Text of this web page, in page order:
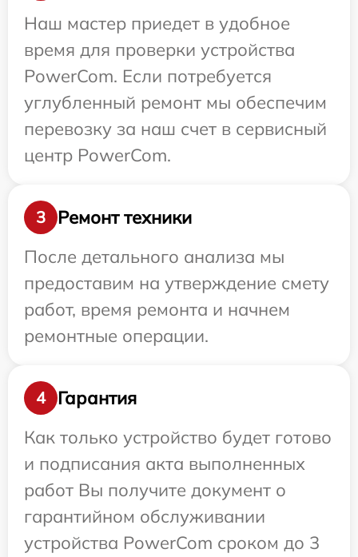
Наш мастер приедет в удобное
время для проверки устройства
PowerCom. Если потребуется
углубленный ремонт мы обеспечим
перевозку за наш счет в сервисный
центр PowerCom.
3
Ремонт техники
После детального анализа мы
предоставим на утверждение смету
работ, время ремонта и начнем
ремонтные операции.
4
Гарантия
Как только устройство будет готово
и подписания акта выполненных
работ Вы получите документ о
гарантийном обслуживании
устройства PowerCom сроком до 3